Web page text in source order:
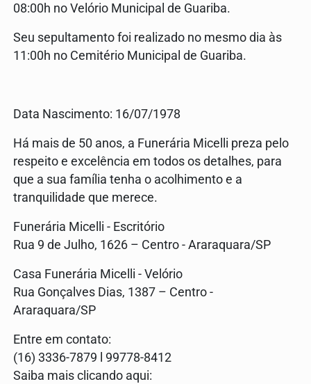
08:00h no Velório Municipal de Guariba.
Seu sepultamento foi realizado no mesmo dia às
11:00h no Cemitério Municipal de Guariba.
Data Nascimento: 16/07/1978
Há mais de 50 anos, a Funerária Micelli preza pelo
respeito e excelência em todos os detalhes, para
que a sua família tenha o acolhimento e a
tranquilidade que merece.
Funerária Micelli - Escritório
Rua 9 de Julho, 1626 – Centro - Araraquara/SP
Casa Funerária Micelli - Velório
Rua Gonçalves Dias, 1387 – Centro -
Araraquara/SP
Entre em contato:
(16) 3336-7879 l 99778-8412
Saiba mais clicando aqui: